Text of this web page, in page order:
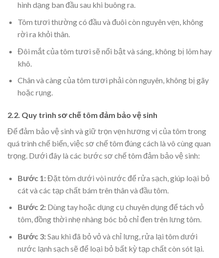
hình dạng ban đầu sau khi buông ra.
Tôm tươi thường có đầu và đuôi còn nguyên vẹn, không
rời ra khỏi thân.
Đôi mắt của tôm tươi sẽ nổi bật và sáng, không bị lõm hay
khô.
Chân và càng của tôm tươi phải còn nguyên, không bị gãy
hoặc rụng.
2.2. Quy trình sơ chế tôm đảm bảo vệ sinh
Để đảm bảo vệ sinh và giữ trọn vẹn hương vị của tôm trong
quá trình chế biến, việc sơ chế tôm đúng cách là vô cùng quan
trọng. Dưới đây là các bước sơ chế tôm đảm bảo vệ sinh:
Bước 1:Đặt tôm dưới vòi nước để rửa sạch, giúp loại bỏ
cát và các tạp chất bám trên thân và đầu tôm.
Bước 2: Dùng tay hoặc dụng cụ chuyên dụng để tách vỏ
tôm, đồng thời nhẹ nhàng bóc bỏ chỉ đen trên lưng tôm.
Bước 3:Sau khi đã bỏ vỏ và chỉ lưng, rửa lại tôm dưới
nước lạnh sạch sẽ để loại bỏ bất kỳ tạp chất còn sót lại.